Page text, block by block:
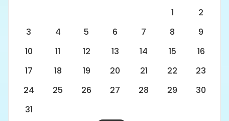
1
2
3
4 5 6 7 8
9
10
11 12 13 14 15
16
17
18 19 20 21 22
23
24
25 26 27 28 29
30
31